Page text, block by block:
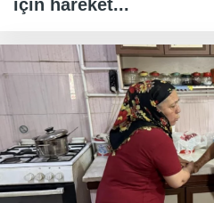
için hareket...